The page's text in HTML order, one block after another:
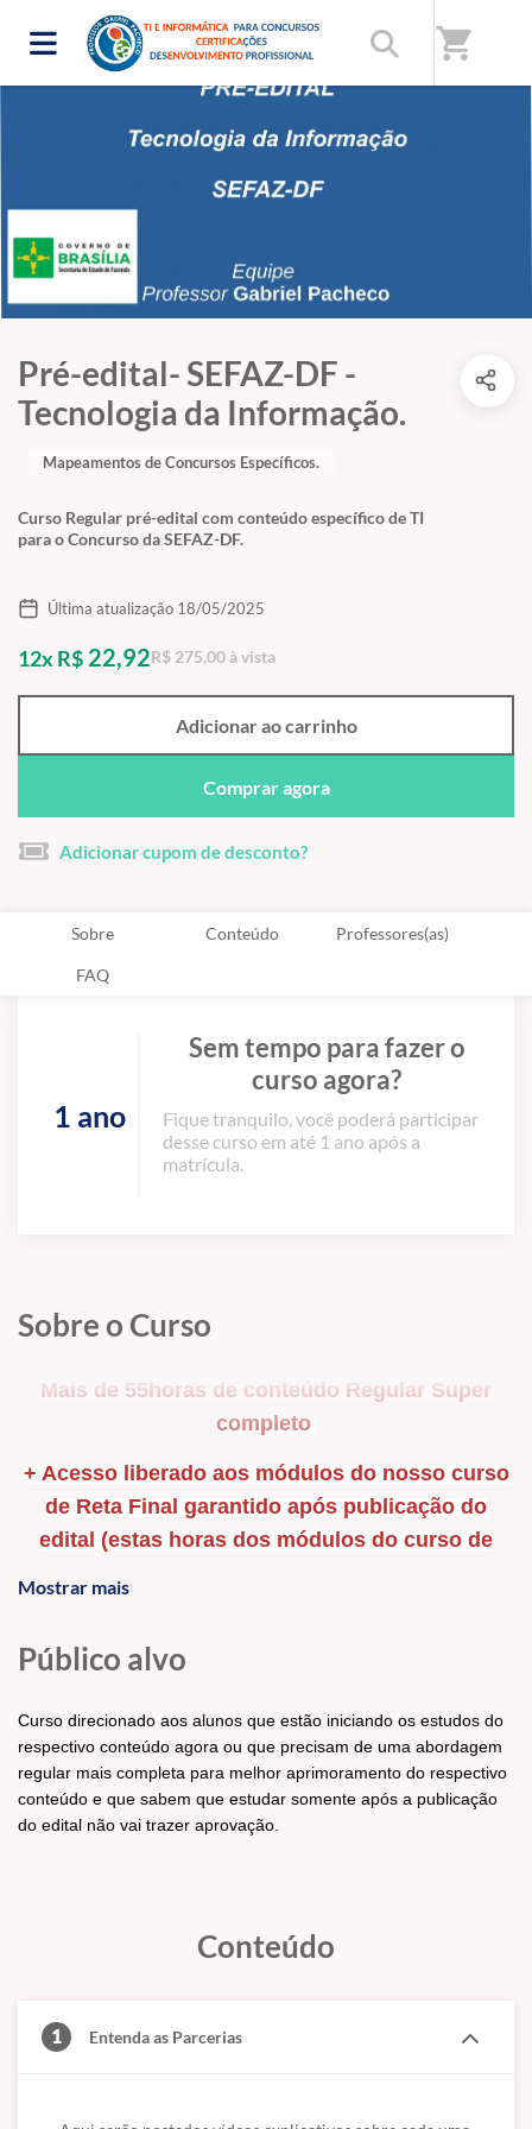
shopping_cart
Pré-edital- SEFAZ-DF -
Tecnologia da Informação.
Curso Regular pré-edital com conteúdo específico de TI
para o Concurso da SEFAZ-DF.
Mapeamentos de Concursos Específicos.
Última atualização 18/05/2025
12x R$ 22,92R$ 275,00 à vista
Adicionar ao carrinho
Comprar agora
Adicionar cupom de desconto?
Sobre Conteúdo Professores(as)
FAQ
1 ano
Sem tempo para fazer o
curso agora?
Fique tranquilo, você poderá participar
desse curso em até 1 ano após a
matrícula.
Sobre o Curso
Mais de 55horas de conteúdo Regular Super
completo
+ Acesso liberado aos módulos do nosso curso
de Reta Final garantido após publicação do
edital (estas horas dos módulos do curso de
iniciando os estudos do respectivo conteúdo
agora ou que precisam de uma abordagem
regular mais completa para melhor
aprimoramento do respectivo conteúdo.
conteúdo de Tecnologia da Informação.
que tem feito com que milhares de alunos das
Carreiras Fiscais aprendam Tecnologia da
Mostrar mais
Público alvo
Curso direcionado aos alunos que estão iniciando os estudos do
respectivo conteúdo agora ou que precisam de uma abordagem
regular mais completa para melhor aprimoramento do respectivo
conteúdo e que sabem que estudar somente após a publicação
do edital não vai trazer aprovação.
Conteúdo
1 Entenda as Parcerias